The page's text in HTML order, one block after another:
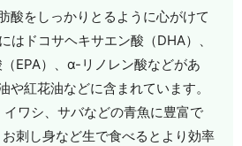
酸をしっかりとるように心がけて
はドコサヘキサエン酸（DHA）、
EPA）、α-リノレン酸などがあ
や紅花油などに含まれています。
ワシ、サバなどの青魚に豊富で
刺し身など生で食べるとより効率